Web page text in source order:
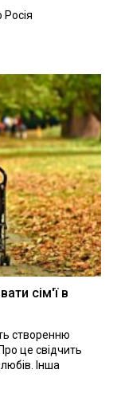
сім'ї в
створенню
це свідчить
Інша